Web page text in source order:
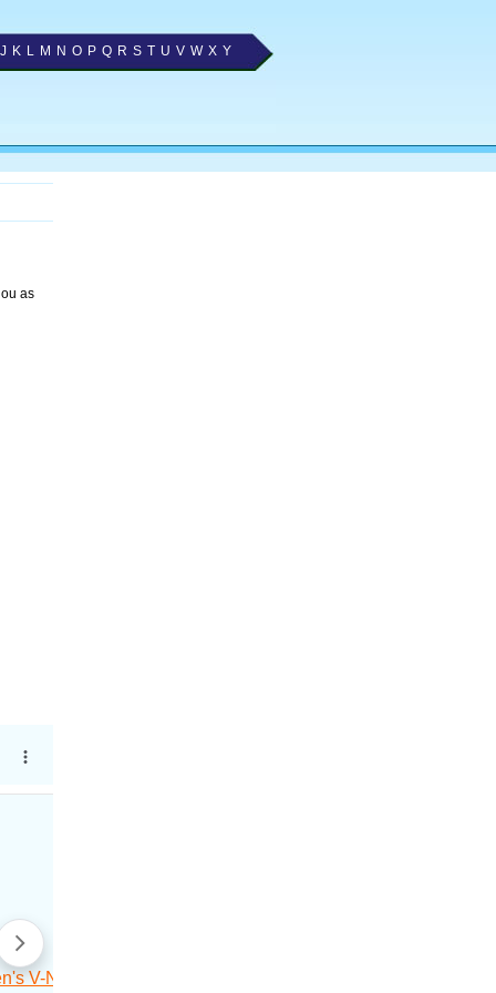
J K L M N O P Q R S T U V W X Y
as